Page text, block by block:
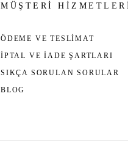
MÜŞTERİ
ÖDEME VE TESLİMAT
İPTAL VE İADE ŞARTLARI
SIKÇA SORULAN SORULAR
BLOG